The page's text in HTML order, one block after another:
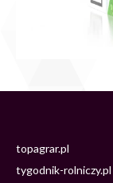
topagrar.pl
tygodnik-rolniczy.pl